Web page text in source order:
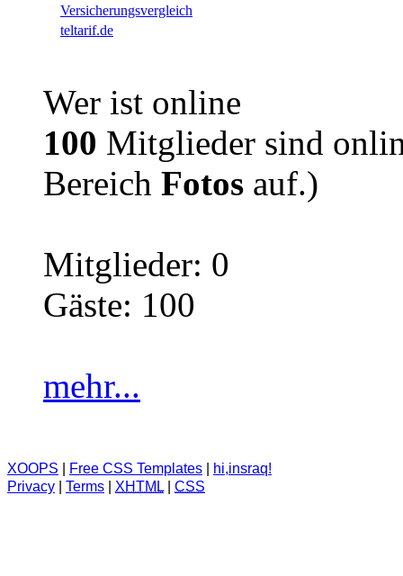
Versicherungsvergleich
teltarif.de
Wer ist online
100 Mitglieder sind
Bereich Fotos auf.)
Mitglieder: 0
Gäste: 100
mehr...
XOOPS Free CSS Templates
hi,insraq!
Privacy
Terms XHTML CSS